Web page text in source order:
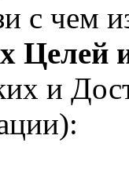
с чем
Целей
и